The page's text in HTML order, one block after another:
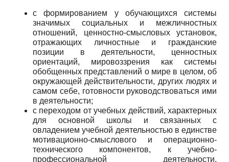
с формированием у обучающихся системы
значимых социальных и межличностных
отношений, ценностно-смысловых установок,
отражающих личностные и гражданские
позиции в деятельности, ценностных
ориентаций, мировоззрения как системы
обобщенных представлений о мире в целом, об
окружающей действительности, других людях и
самом себе, готовности руководствоваться ими
в деятельности;
с переходом от учебных действий, характерных
для основной школы и связанных с
овладением учебной деятельностью в единстве
мотивационно-смыслового и операционно-
технического компонентов, к учебно-
профессиональной деятельности,